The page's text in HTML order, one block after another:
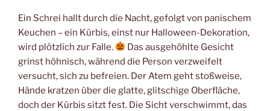
Ein Schrei hallt durch die Nacht, gefolgt von panischem
Keuchen – ein Kürbis, einst nur Halloween-Dekoration,
wird plötzlich zur Falle.
Das ausgehöhlte Gesicht
grinst höhnisch, während die Person verzweifelt
versucht, sich zu befreien. Der Atem geht stoßweise,
Hände kratzen über die glatte, glitschige Oberfläche,
doch der Kürbis sitzt fest. Die Sicht verschwimmt, das